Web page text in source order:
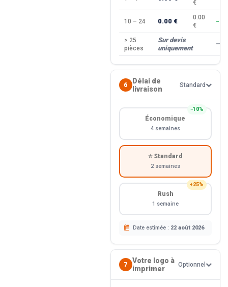
€
10 – 24 0.00 €
0.00
€
> 25
pièces
Sur devis
uniquement
—
6
Délai de
livraison
Standard
−10%
Économique
4 semaines
⭐ Standard
2 semaines
+25%
Rush
1 semaine
Date estimée : 22 août 2026
7
Votre logo à
imprimer
Optionnel